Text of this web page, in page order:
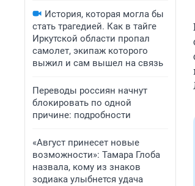
История, которая могла бы
стать трагедией. Как в тайге
Иркутской области пропал
самолет, экипаж которого
выжил и сам вышел на связь
Переводы россиян начнут
блокировать по одной
причине: подробности
«Август принесет новые
возможности»: Тамара Глоба
назвала, кому из знаков
зодиака улыбнется удача